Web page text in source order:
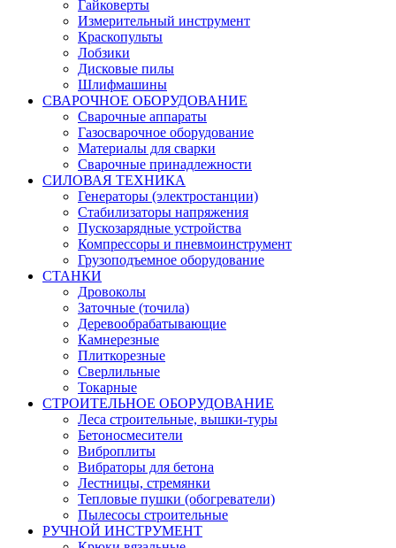
Гайковерты
Измерительный инструмент
Краскопульты
Лобзики
Дисковые пилы
Шлифмашины
СВАРОЧНОЕ ОБОРУДОВАНИЕ
Сварочные аппараты
Газосварочное оборудование
Материалы для сварки
Сварочные принадлежности
СИЛОВАЯ ТЕХНИКА
Генераторы (электростанции)
Стабилизаторы напряжения
Пускозарядные устройства
Компрессоры и пневмоинструмент
Грузоподъемное оборудование
СТАНКИ
Дровоколы
Заточные (точила)
Деревообрабатывающие
Камнерезные
Плиткорезные
Сверлильные
Токарные
СТРОИТЕЛЬНОЕ ОБОРУДОВАНИЕ
Леса строительные, вышки-туры
Бетоносмесители
Виброплиты
Вибраторы для бетона
Лестницы, стремянки
Тепловые пушки (обогреватели)
Пылесосы строительные
РУЧНОЙ ИНСТРУМЕНТ